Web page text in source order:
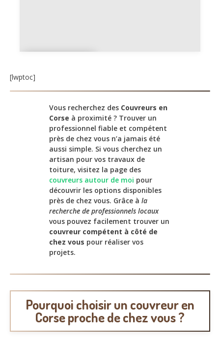
[lwptoc]
Vous recherchez des Couvreurs en
Corse à proximité ? Trouver un
professionnel fiable et compétent
près de chez vous n’a jamais été
aussi simple. Si vous cherchez un
artisan pour vos travaux de
toiture, visitez la page des
couvreurs autour de moi pour
découvrir les options disponibles
près de chez vous. Grâce à la
recherche de professionnels locaux
vous pouvez facilement trouver un
couvreur compétent à côté de
chez vous pour réaliser vos
projets.
Pourquoi choisir un couvreur en
Corse proche de chez vous ?